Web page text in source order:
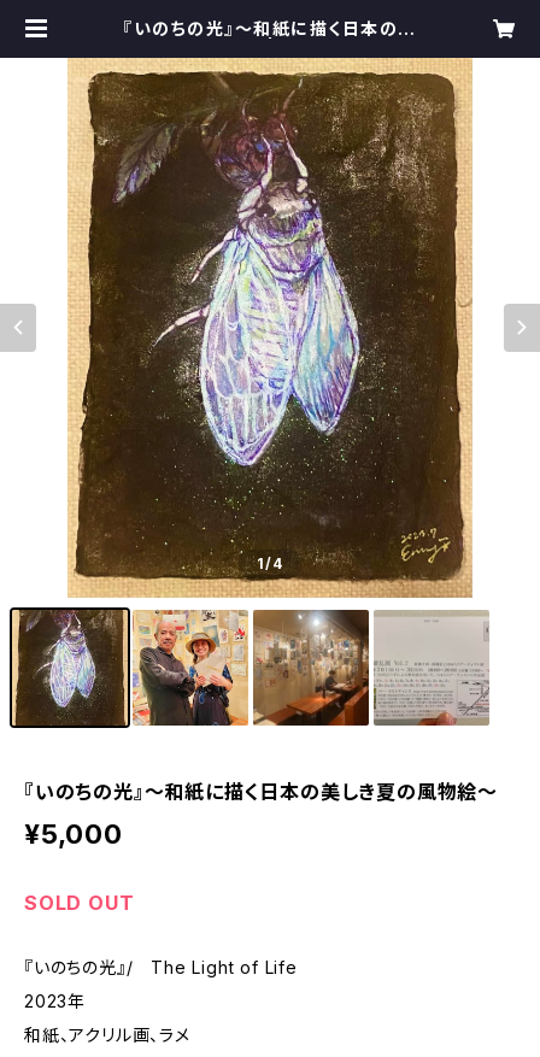
『いのちの光』～和紙に描く日本の美
急便 〜Emmy songs deliver
y〜
1/4
『いのちの光』～和紙に描く日本の美しき夏の風物絵～
¥5,000
SOLD OUT
『いのちの光』/ The Light of Life
2023年
和紙、アクリル画、ラメ